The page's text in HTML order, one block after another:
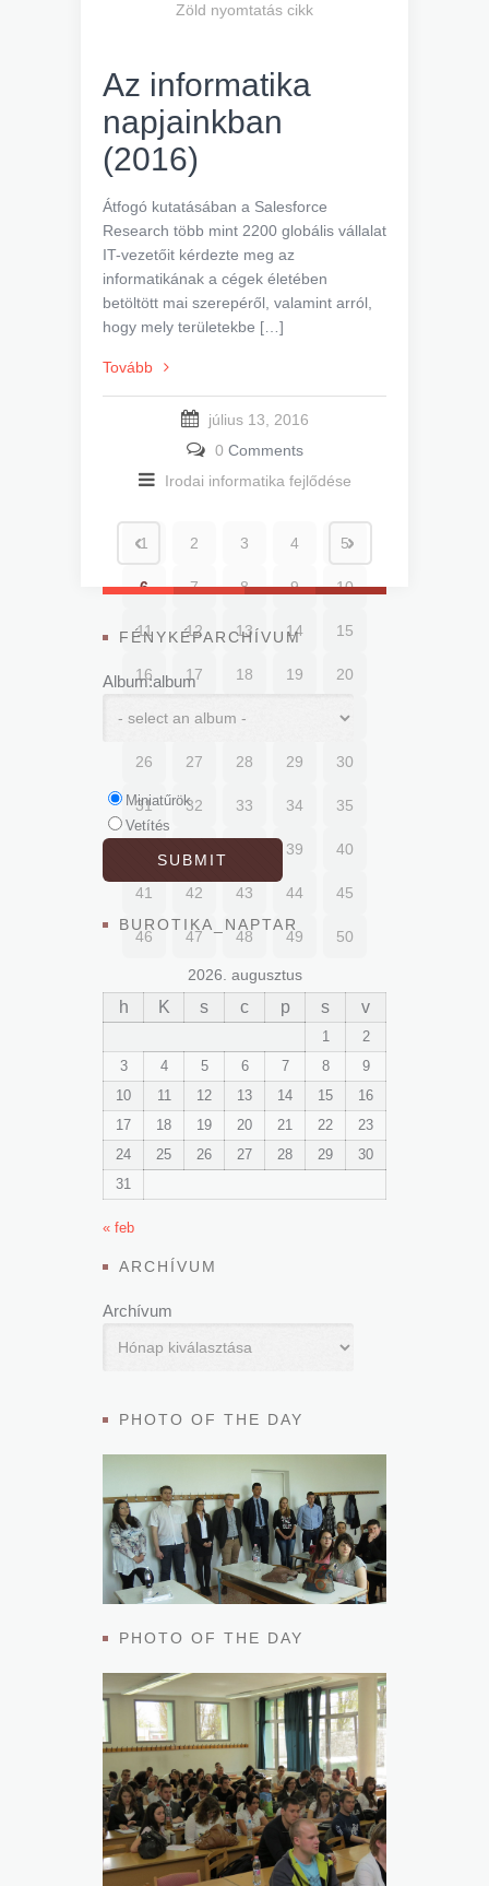
Zöld nyomtatás cikk
Az informatika
napjainkban
(2016)
Átfogó kutatásában a Salesforce
Research több mint 2200 globális vállalat
IT-vezetőit kérdezte meg az
informatikának a cégek életében
betöltött mai szerepéről, valamint arról,
hogy mely területekbe […]
Tovább
július 13, 2016
0 Comments
Irodai informatika fejlődése
1 2 3 4 5
6 7 8 9 10
11 12 13 14 15
16 17 18 19 20
21 22 23 25
26 27 28 29 30
31 32 33 34 35
39 40
41 42 43 44 45
46 47 48 49 50
FÉNYKÉPARCHÍVUM
Album:album
Miniatűrök
Vetítés
BUROTIKA_NAPTAR
2026. augusztus
h K s c p s v
1
2
3
4 5 6 7 8
9
10
11 12 13 14 15
16
17
18 19 20 21 22
23
24
25 26 27 28 29
30
31
« feb
ARCHÍVUM
Archívum
PHOTO OF THE DAY
PHOTO OF THE DAY